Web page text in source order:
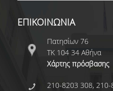
ΕΠΙΚΟΙΝΩΝΙΑ
Πατησίων 76
ΤΚ 104 34 Αθήνα
Χάρτης πρόσβασης
210-8203 308,